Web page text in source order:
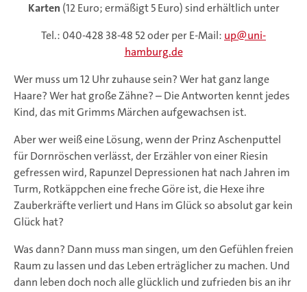
Karten (12 Euro; ermäßigt 5 Euro) sind erhältlich unter
Tel.: 040-428 38-48 52 oder per E-Mail: up
uni-
hamburg.de
Wer muss um 12 Uhr zuhause sein? Wer hat ganz lange
Haare? Wer hat große Zähne? – Die Antworten kennt jedes
Kind, das mit Grimms Märchen aufgewachsen ist.
Aber wer weiß eine Lösung, wenn der Prinz Aschenputtel
für Dornröschen verlässt, der Erzähler von einer Riesin
gefressen wird, Rapunzel Depressionen hat nach Jahren im
Turm, Rotkäppchen eine freche Göre ist, die Hexe ihre
Zauberkräfte verliert und Hans im Glück so absolut gar kein
Glück hat?
Was dann? Dann muss man singen, um den Gefühlen freien
Raum zu lassen und das Leben erträglicher zu machen. Und
dann leben doch noch alle glücklich und zufrieden bis an ihr